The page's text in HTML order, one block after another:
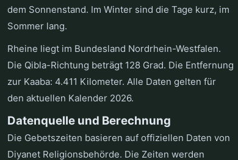
dem Sonnenstand. Im Winter sind die Tage kurz, im
Sommer lang.
Rheine liegt im Bundesland Nordrhein-Westfalen.
Die Qibla-Richtung beträgt 128 Grad. Die Entfernung
zur Kaaba: 4.411 Kilometer. Alle Daten gelten für
den aktuellen Kalender 2026.
Datenquelle und Berechnung
Die Gebetszeiten basieren auf offiziellen Daten von
Diyanet Religionsbehörde. Die Zeiten werden